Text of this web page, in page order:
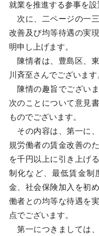
就業を推進する参事を設
次に、二ページの一
改善及び均等待遇の実
明申し上げます。
陳情者は、豊島区、
川斉至さんでございます
陳情の趣旨でございま
次のことについて意見
ものでございます。
その内容は、第一に
規労働者の賃金改善の
を千円以上に引き上げ
制化など、最低賃金制
金、社会保険加入を初
働者との均等な待遇を
点でございます。
第一につきましては